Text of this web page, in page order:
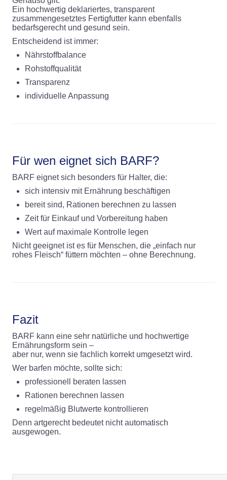
Ein hochwertig deklariertes, transparent
zusammengesetztes Fertigfutter kann ebenfalls
bedarfsgerecht und gesund sein.
Entscheidend ist immer:
Nährstoffbalance
Rohstoffqualität
Transparenz
individuelle Anpassung
Für wen eignet sich BARF?
BARF eignet sich besonders für Halter, die:
sich intensiv mit Ernährung beschäftigen
bereit sind, Rationen berechnen zu lassen
Zeit für Einkauf und Vorbereitung haben
Wert auf maximale Kontrolle legen
Nicht geeignet ist es für Menschen, die „einfach nur
rohes Fleisch“ füttern möchten – ohne Berechnung.
Fazit
BARF kann eine sehr natürliche und hochwertige
Ernährungsform sein –
aber nur, wenn sie fachlich korrekt umgesetzt wird.
Wer barfen möchte, sollte sich:
professionell beraten lassen
Rationen berechnen lassen
regelmäßig Blutwerte kontrollieren
Denn artgerecht bedeutet nicht automatisch
ausgewogen.